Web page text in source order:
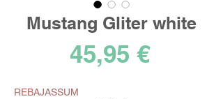
Mustang Gliter white
45,95 €Precio
REBAJASSUM